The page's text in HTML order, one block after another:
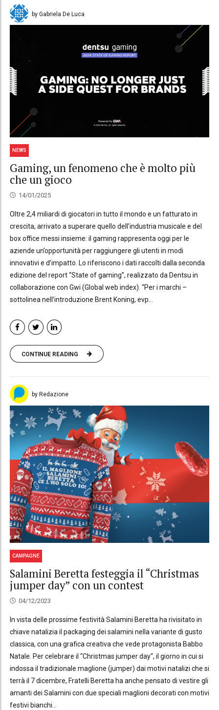
by Gabriela De Luca
NEWS
Gaming, un fenomeno che è molto più
che un gioco
14/01/2025
Oltre 2,4 miliardi di giocatori in tutto il mondo e un fatturato in
crescita, arrivato a superare quello dell’industria musicale e del
box office messi insieme: il gaming rappresenta oggi per le
aziende un’opportunità per raggiungere gli utenti in modi
innovativi e d’impatto. Lo riferiscono i dati raccolti dalla seconda
edizione del report “State of gaming”, realizzato da Dentsu in
collaborazione con Gwi (Global web index). “Per i marchi –
sottolinea nell’introduzione Brent Koning, evp...
CONTINUE READING
by Redazione
CAMPAGNE
Salamini Beretta festeggia il “Christmas
jumper day” con un contest
04/12/2023
In vista delle prossime festività Salamini Beretta ha rivisitato in
chiave natalizia il packaging dei salamini nella variante di gusto
classica, con una grafica creativa che vede protagonista Babbo
Natale. Per celebrare il “Christmas jumper day“, il giorno in cui si
indossa il tradizionale maglione (jumper) dai motivi natalizi che si
terrà il 7 dicembre, Fratelli Beretta ha anche pensato di vestire gli
amanti dei Salamini con due speciali maglioni decorati con motivi
festivi bianchi...